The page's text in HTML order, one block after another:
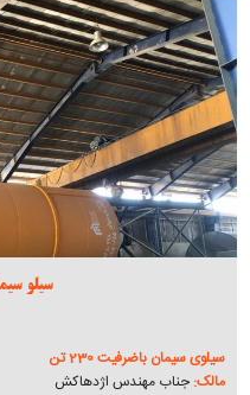
سیلو سیمانی
سیلوی سیمان باضرفیت 230 تن
مالک: جناب مهندس اژدهاکش